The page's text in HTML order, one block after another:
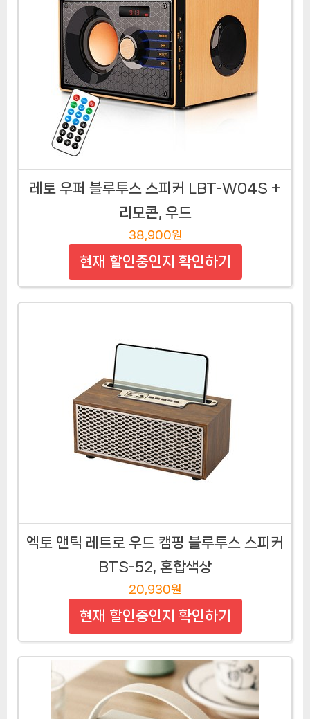
레토 우퍼 블루투스 스피커 LBT-W04S +
리모콘, 우드
38,900원
현재 할인중인지 확인하기
엑토 앤틱 레트로 우드 캠핑 블루투스 스피커
BTS-52, 혼합색상
20,930원
현재 할인중인지 확인하기